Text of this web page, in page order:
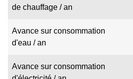
de chauffage / an
Avance sur consommation
d'eau / an
Avance sur consommation